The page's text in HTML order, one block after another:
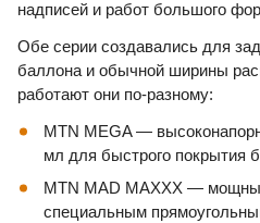
надписей и работ большого
Обе серии создавались для
баллона и обычной ширины
работают они по-разному:
MTN MEGA —
мл для быстрого покрытия
MTN MAD MAXXX —
специальным